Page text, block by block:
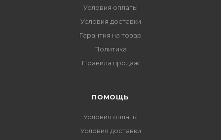
Условия оплаты
Условия доставки
Гарантия на товар
Политика
Правила продаж
ПОМОЩЬ
Условия оплаты
Условия доставки